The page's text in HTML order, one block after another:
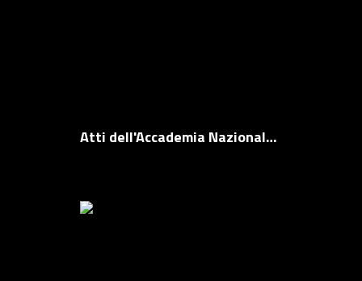
Atti dell'Accademia Nazionale dei Lincei